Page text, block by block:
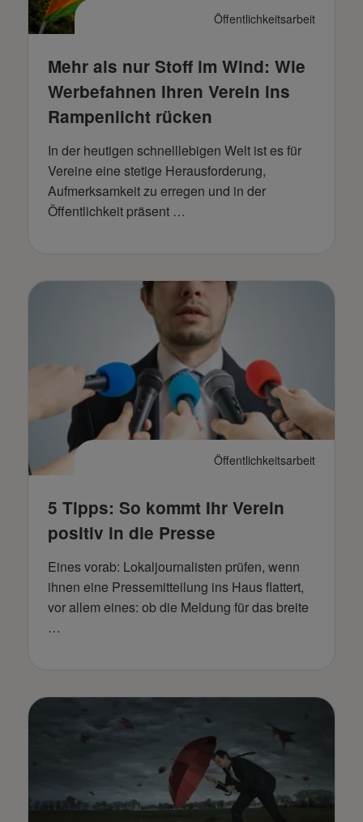
Öffentlichkeitsarbeit
Mehr als nur Stoff im Wind: Wie
Werbefahnen Ihren Verein ins
Rampenlicht rücken
In der heutigen schnelllebigen Welt ist es für
Vereine eine stetige Herausforderung,
Aufmerksamkeit zu erregen und in der
Öffentlichkeit präsent …
Öffentlichkeitsarbeit
5 Tipps: So kommt Ihr Verein
positiv in die Presse
Eines vorab: Lokaljournalisten prüfen, wenn
ihnen eine Pressemitteilung ins Haus flattert,
vor allem eines: ob die Meldung für das breite
…